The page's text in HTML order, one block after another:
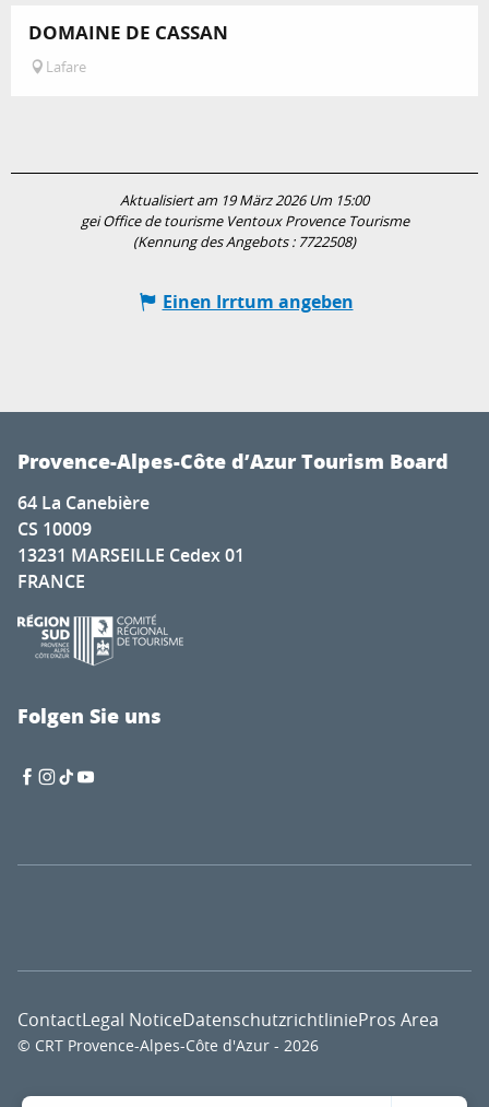
DOMAINE DE CASSAN
Lafare
Aktualisiert am 19 März 2026 Um 15:00
gei Office de tourisme Ventoux Provence Tourisme
(Kennung des Angebots : 7722508)
Einen Irrtum angeben
Provence-Alpes-Côte d’Azur Tourism Board
64 La Canebière
CS 10009
13231 MARSEILLE Cedex 01
FRANCE
Folgen Sie uns
© CRT Provence-Alpes-Côte d'Azur - 2026
ContactLegal NoticeDatenschutzrichtliniePros Area